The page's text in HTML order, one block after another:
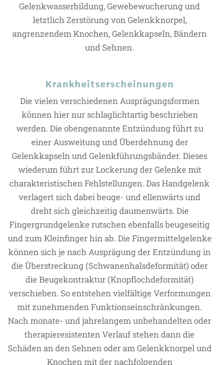
Gelenkwasserbildung, Gewebewucherung und
letztlich Zerstörung von Gelenkknorpel,
angrenzendem Knochen, Gelenkkapseln, Bändern
und Sehnen.
Krankheitserscheinungen
Die vielen verschiedenen Ausprägungsformen
können hier nur schlaglichtartig beschrieben
werden. Die obengenannte Entzündung führt zu
einer Ausweitung und Überdehnung der
Gelenkkapseln und Gelenkführungsbänder. Dieses
wiederum führt zur Lockerung der Gelenke mit
charakteristischen Fehlstellungen. Das Handgelenk
verlagert sich dabei beuge- und ellenwärts und
dreht sich gleichzeitig daumenwärts. Die
Fingergrundgelenke rutschen ebenfalls beugeseitig
und zum Kleinfinger hin ab. Die Fingermittelgelenke
können sich je nach Ausprägung der Entzündung in
die Überstreckung (Schwanenhalsdeformität) oder
die Beugekontraktur (Knopflochdeformität)
verschieben. So entstehen vielfältige Verformungen
mit zunehmenden Funktionseinschränkungen.
Nach monate- und jahrelangem unbehandelten oder
therapieresistenten Verlauf stehen dann die
Schäden an den Sehnen oder am Gelenkknorpel und
Knochen mit der nachfolgenden